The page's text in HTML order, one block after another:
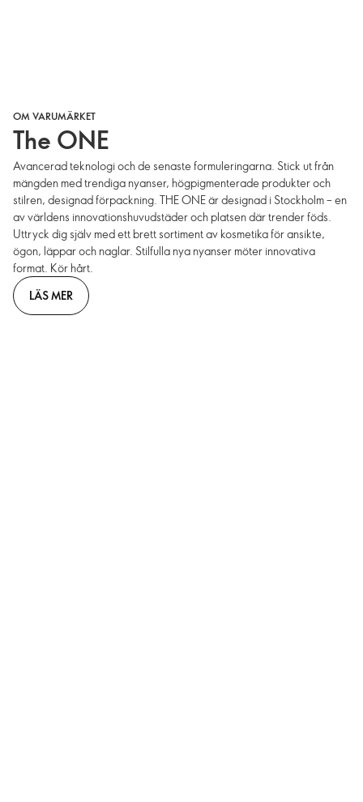
OM VARUMÄRKET
The ONE
Avancerad teknologi och de senaste formuleringarna. Stick ut från
mängden med trendiga nyanser, högpigmenterade produkter och
stilren, designad förpackning. THE ONE är designad i Stockholm – en
av världens innovationshuvudstäder och platsen där trender föds.
Uttryck dig själv med ett brett sortiment av kosmetika för ansikte,
ögon, läppar och naglar. Stilfulla nya nyanser möter innovativa
format. Kör hårt.
LÄS MER